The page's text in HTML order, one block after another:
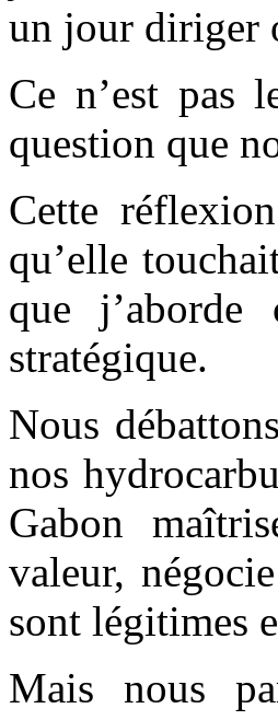
un jour diriger
Ce n’est pas
question que
Cette
qu’elle
que
stratégique.
Nous
nos
Gabon
valeur,
sont légitimes
Mais nous